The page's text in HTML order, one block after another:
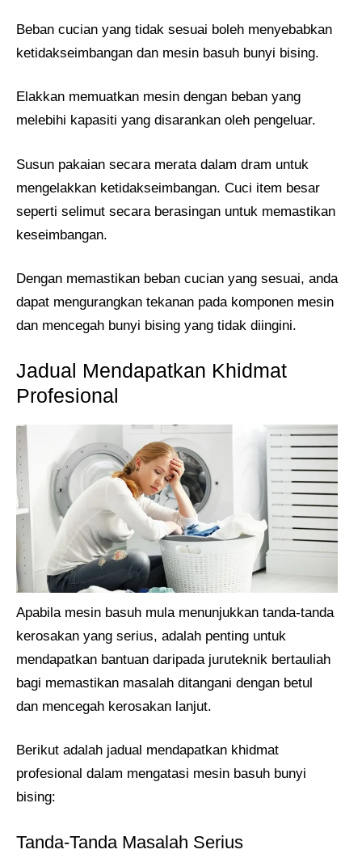
Beban cucian yang tidak sesuai boleh menyebabkan
ketidakseimbangan dan mesin basuh bunyi bising.
Elakkan memuatkan mesin dengan beban yang
melebihi kapasiti yang disarankan oleh pengeluar.
Susun pakaian secara merata dalam dram untuk
mengelakkan ketidakseimbangan. Cuci item besar
seperti selimut secara berasingan untuk memastikan
keseimbangan.
Dengan memastikan beban cucian yang sesuai, anda
dapat mengurangkan tekanan pada komponen mesin
dan mencegah bunyi bising yang tidak diingini.
Jadual Mendapatkan Khidmat
Profesional
Apabila mesin basuh mula menunjukkan tanda-tanda
kerosakan yang serius, adalah penting untuk
mendapatkan bantuan daripada juruteknik bertauliah
bagi memastikan masalah ditangani dengan betul
dan mencegah kerosakan lanjut.
Berikut adalah jadual mendapatkan khidmat
profesional dalam mengatasi mesin basuh bunyi
bising:
Tanda-Tanda Masalah Serius